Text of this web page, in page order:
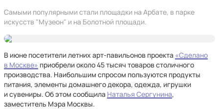
Самыми популярными стали площадки на Арбате, в парке
искусств "Музеон" и на Болотной площади.
В июне посетители летних арт-павильонов проекта «Сделано
в Москве» приобрели около 45 тысяч товаров столичного
производства. Наибольшим спросом пользуются продукты
питания, элементы домашнего декора, одежда, игрушки
и сувениры. Об этом сообщила Наталья Сергунина,
заместитель Мэра Москвы.